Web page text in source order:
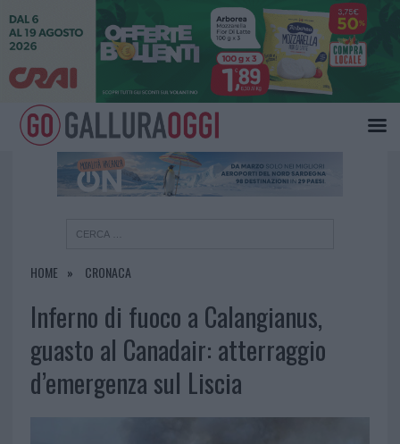
HOME CRONACA
Inferno di fuoco a Calangianus,
guasto al Canadair: atterraggio
d’emergenza sul Liscia
×